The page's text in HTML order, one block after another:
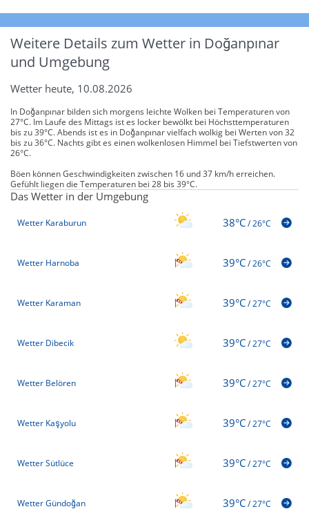
Weitere Details zum Wetter in Doğanpınar
und Umgebung
Wetter heute, 10.08.2026
In Doğanpınar bilden sich morgens leichte Wolken bei Temperaturen von
27°C. Im Laufe des Mittags ist es locker bewölkt bei Höchsttemperaturen
bis zu 39°C. Abends ist es in Doğanpınar vielfach wolkig bei Werten von 32
bis zu 36°C. Nachts gibt es einen wolkenlosen Himmel bei Tiefstwerten von
26°C.
Böen können Geschwindigkeiten zwischen 16 und 37 km/h erreichen.
Gefühlt liegen die Temperaturen bei 28 bis 39°C.
Das Wetter in der Umgebung
Wetter Karaburun 38°C/26°C
Wetter Harnoba 39°C/26°C
Wetter Karaman 39°C/27°C
Wetter Dibecik 39°C/27°C
Wetter Belören 39°C/27°C
Wetter Kaşyolu 39°C/27°C
Wetter Sütlüce 39°C/27°C
Wetter Gündoğan 39°C/27°C